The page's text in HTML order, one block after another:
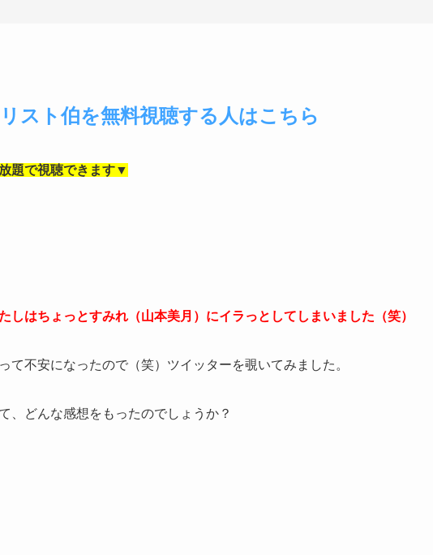
スト伯を無料視聴する人はこちら
題で視聴できます▼
しはちょっとすみれ（山本美月）にイラっとしてしまいました（笑）
て不安になったので（笑）ツイッターを覗いてみました。
、どんな感想をもったのでしょうか？